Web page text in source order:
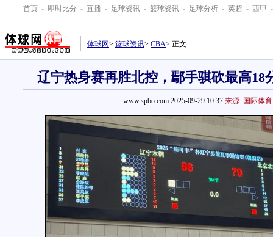
首页 - 即时比分 - 直播 - 足球资讯 - 篮球资讯 - 足球分析 - 英超 - 西甲 -
体球网> 篮球资讯> CBA> 正文
辽宁热身赛再胜北控，鄢手骐砍最高18
www.spbo.com 2025-09-29 10:37 来源: 国际体育